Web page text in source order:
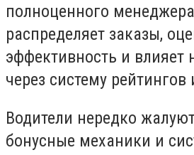
полноценного
распределяет заказы,
эффективность и влияет
через систему рейтингов
Водители нередко
бонусные механики и